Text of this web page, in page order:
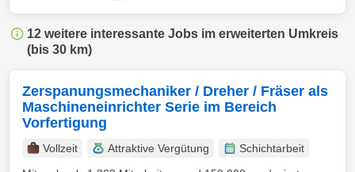
12 weitere interessante Jobs im erweiterten Umkreis
(bis 30 km)
Zerspanungsmechaniker / Dreher / Fräser als
Maschineneinrichter Serie im Bereich
Vorfertigung
Vollzeit Attraktive Vergütung
Schichtarbeit